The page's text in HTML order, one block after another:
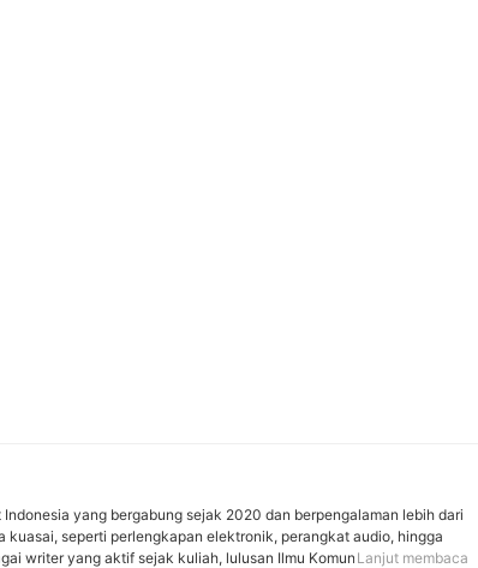
yang bergabung sejak 2020 dan berpengalaman lebih dari
kuasai, seperti perlengkapan elektronik, perangkat audio, hingga
writer yang aktif sejak kuliah, lulusan Ilmu Komunikasi,Lanjut membaca